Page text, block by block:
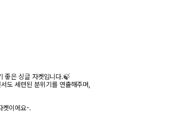
좋은 싱글 자켓입니다.🍃
도 세련된 분위기를 연출해주며,
켓이에요-.